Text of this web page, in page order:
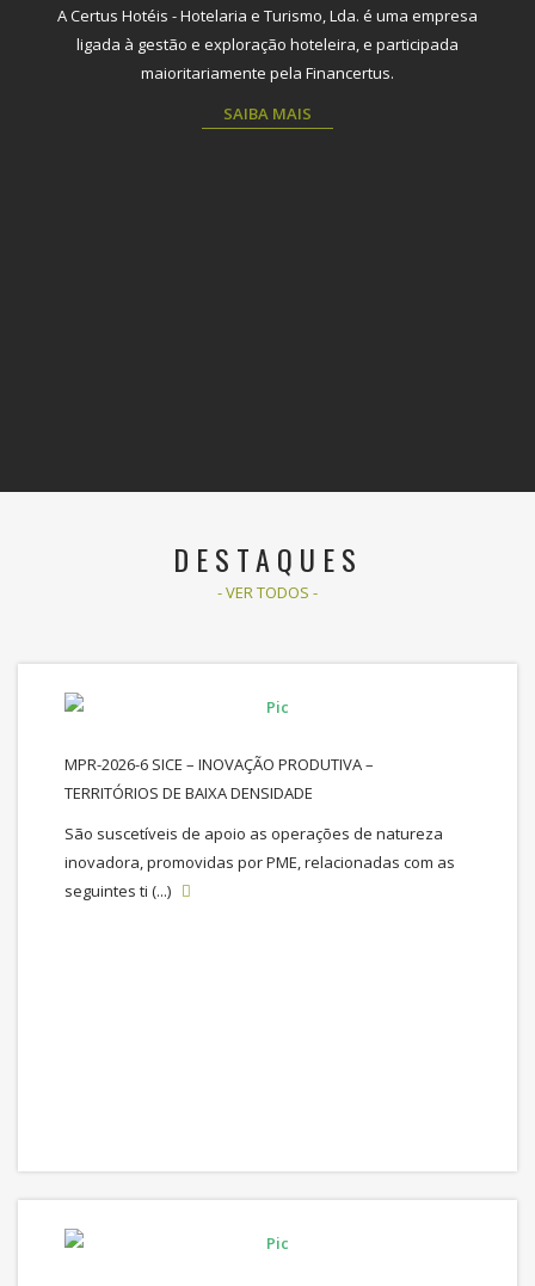
A Certus Hotéis - Hotelaria e Turismo, Lda. é uma empresa
ligada à gestão e exploração hoteleira, e participada
maioritariamente pela Financertus.
SAIBA MAIS
DESTAQUES
- VER TODOS -
MPR-2026-6 SICE – INOVAÇÃO PRODUTIVA –
TERRITÓRIOS DE BAIXA DENSIDADE
São suscetíveis de apoio as operações de natureza
inovadora, promovidas por PME, relacionadas com as
seguintes ti (...)
